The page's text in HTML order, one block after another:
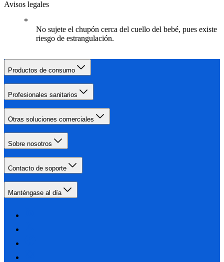
Avisos legales
No sujete el chupón cerca del cuello del bebé, pues existe
riesgo de estrangulación.
Productos de consumo
Profesionales sanitarios
Otras soluciones comerciales
Sobre nosotros
Contacto de soporte
Manténgase al día